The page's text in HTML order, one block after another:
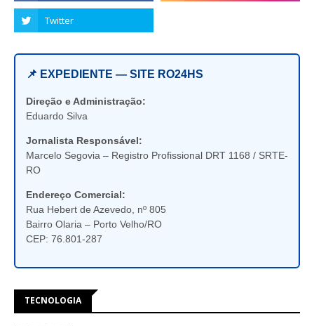
📌 EXPEDIENTE — SITE RO24HS
Direção e Administração:
Eduardo Silva
Jornalista Responsável:
Marcelo Segovia – Registro Profissional DRT 1168 / SRTE-
RO
Endereço Comercial:
Rua Hebert de Azevedo, nº 805
Bairro Olaria – Porto Velho/RO
CEP: 76.801-287
TECNOLOGIA